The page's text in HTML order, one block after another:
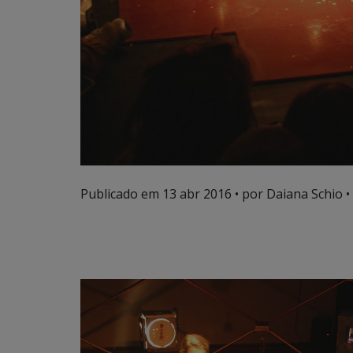
Publicado em 13 abr 2016 • por Daiana Schio •